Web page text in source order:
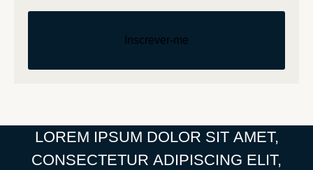
Inscrever-me
LOREM IPSUM DOLOR SIT AMET,
CONSECTETUR ADIPISCING ELIT,